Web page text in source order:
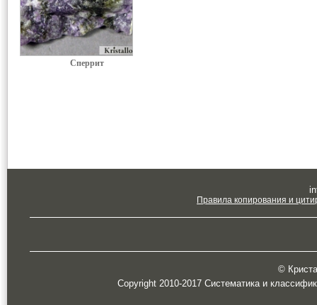
Сперрит
Правила копирования и
©
Copyright 2010-2017 Систематика и